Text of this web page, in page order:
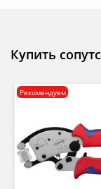
Купить
Рекомендуем